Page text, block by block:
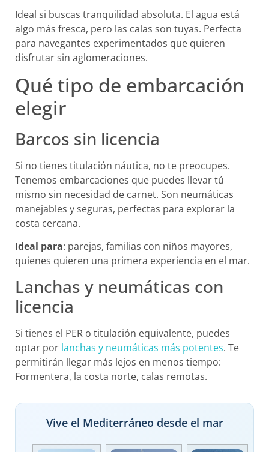
Ideal si buscas tranquilidad absoluta. El agua está
algo más fresca, pero las calas son tuyas. Perfecta
para navegantes experimentados que quieren
disfrutar sin aglomeraciones.
Qué tipo de embarcación
elegir
Barcos sin licencia
Si no tienes titulación náutica, no te preocupes.
Tenemos embarcaciones que puedes llevar tú
mismo sin necesidad de carnet. Son neumáticas
manejables y seguras, perfectas para explorar la
costa cercana.
Ideal para: parejas, familias con niños mayores,
quienes quieren una primera experiencia en el mar.
Lanchas y neumáticas con
licencia
Si tienes el PER o titulación equivalente, puedes
optar por lanchas y neumáticas más potentes. Te
permitirán llegar más lejos en menos tiempo:
Formentera, la costa norte, calas remotas.
Vive el Mediterráneo desde el mar